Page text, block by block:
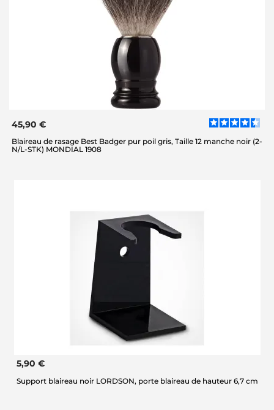
45,90 €
Blaireau de rasage Best Badger pur poil gris, Taille 12 manche noir (2-
N/L-STK) MONDIAL 1908
5,90 €
Support blaireau noir LORDSON, porte blaireau de hauteur 6,7 cm